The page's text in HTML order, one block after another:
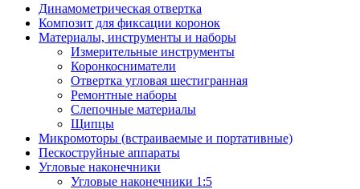
Динамометрическая отвертка
Композит для фиксации коронок
Материалы, инструменты и наборы
Измерительные инструменты
Коронкосниматели
Отвертка угловая шестигранная
Ремонтные наборы
Слепочные материалы
Щипцы
Микромоторы (встраиваемые и портативные)
Пескоструйные аппараты
Угловые наконечники
Угловые наконечники 1:5